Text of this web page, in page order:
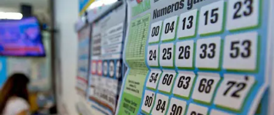
Clima
Mundial 2026
Eventos Corporativos
El Cronista Studio
Mediakit